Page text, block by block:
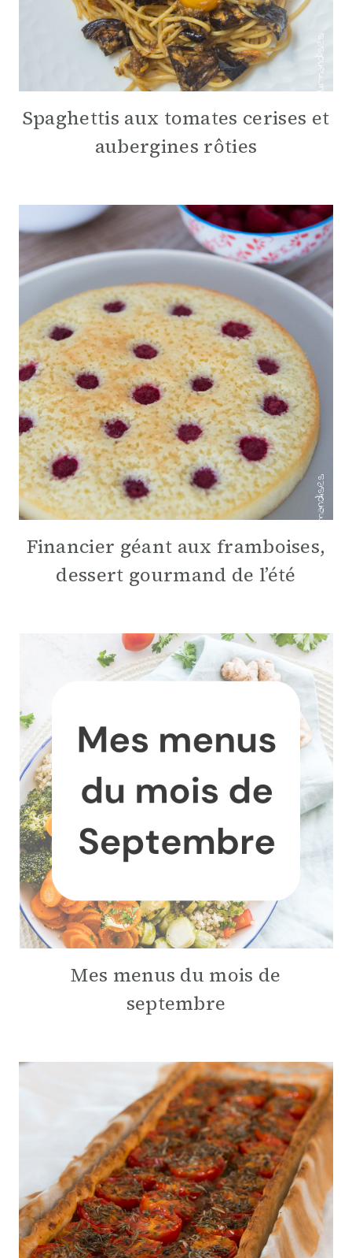
Spaghettis aux tomates cerises et
aubergines rôties
Financier géant aux framboises,
dessert gourmand de l’été
Mes menus du mois de
septembre